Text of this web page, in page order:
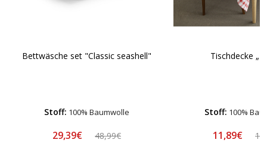
Bettwäsche set "Classic seashell"
Stoff: 100% Baumwolle
29,39€ 48,99€
Tischdecke
Stoff: 100%
11,89€